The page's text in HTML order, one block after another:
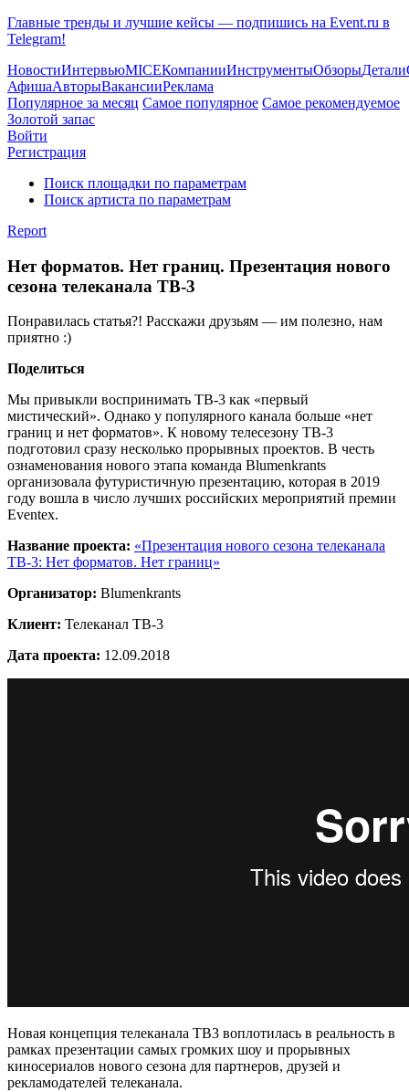
Главные тренды и лучшие кейсы — подпишись на Event.ru в
Telegram!
НовостиИнтервьюMICEКомпанииИнструментыОбзорыДетали
АфишаАвторыВакансииРеклама
Популярное за месяц Самое популярное Самое рекомендуемое
Золотой запас
Войти
Регистрация
Поиск площадки по параметрам
Поиск артиста по параметрам
Report
Нет форматов. Нет границ. Презентация нового
сезона телеканала ТВ-3
Понравилась статья?! Расскажи друзьям — им полезно, нам
приятно :)
Поделиться
Мы привыкли воспринимать ТВ-3 как «первый
мистический». Однако у популярного канала больше «нет
границ и нет форматов». К новому телесезону ТВ-3
подготовил сразу несколько прорывных проектов. В честь
ознаменования нового этапа команда Blumenkrants
организовала футуристичную презентацию, которая в 2019
году вошла в число лучших российских мероприятий премии
Eventex.
Название проекта: «Презентация нового сезона телеканала
ТВ-3: Нет форматов. Нет границ»
Организатор: Blumenkrants
Клиент: Телеканал ТВ-3
Дата проекта: 12.09.2018
Новая концепция телеканала ТВ3 воплотилась в реальность в
рамках презентации самых громких шоу и прорывных
киносериалов нового сезона для партнеров, друзей и
рекламодателей телеканала.